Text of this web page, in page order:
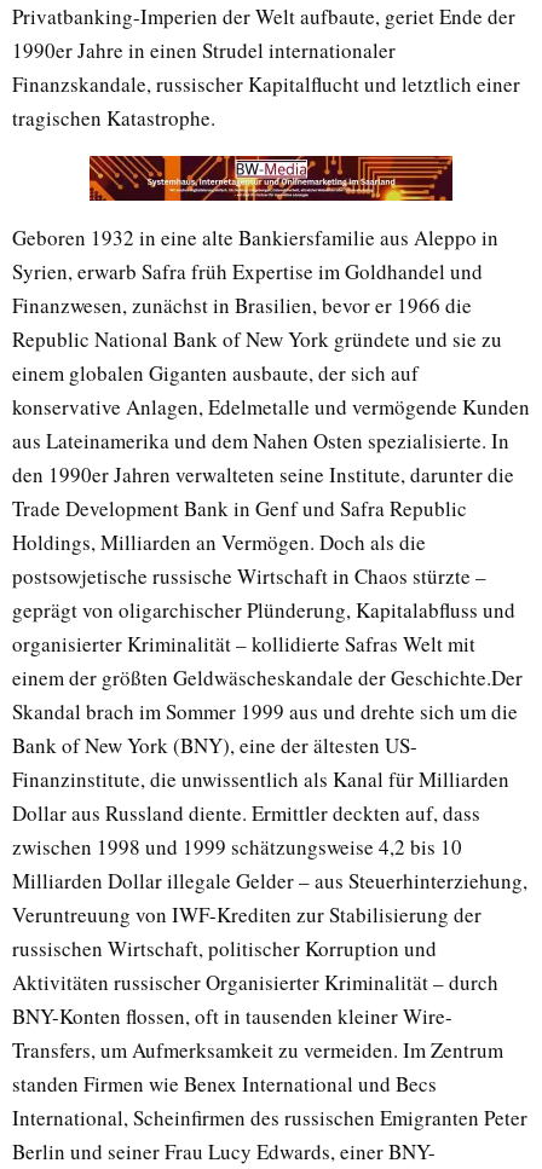
Privatbanking-Imperien der Welt aufbaute, geriet Ende der
1990er Jahre in einen Strudel internationaler
Finanzskandale, russischer Kapitalflucht und letztlich einer
tragischen Katastrophe.
Geboren 1932 in eine alte Bankiersfamilie aus Aleppo in
Syrien, erwarb Safra früh Expertise im Goldhandel und
Finanzwesen, zunächst in Brasilien, bevor er 1966 die
Republic National Bank of New York gründete und sie zu
einem globalen Giganten ausbaute, der sich auf
konservative Anlagen, Edelmetalle und vermögende Kunden
aus Lateinamerika und dem Nahen Osten spezialisierte. In
den 1990er Jahren verwalteten seine Institute, darunter die
Trade Development Bank in Genf und Safra Republic
Holdings, Milliarden an Vermögen. Doch als die
postsowjetische russische Wirtschaft in Chaos stürzte –
geprägt von oligarchischer Plünderung, Kapitalabfluss und
organisierter Kriminalität – kollidierte Safras Welt mit
einem der größten Geldwäscheskandale der Geschichte.Der
Skandal brach im Sommer 1999 aus und drehte sich um die
Bank of New York (BNY), eine der ältesten US-
Finanzinstitute, die unwissentlich als Kanal für Milliarden
Dollar aus Russland diente. Ermittler deckten auf, dass
zwischen 1998 und 1999 schätzungsweise 4,2 bis 10
Milliarden Dollar illegale Gelder – aus Steuerhinterziehung,
Veruntreuung von IWF-Krediten zur Stabilisierung der
russischen Wirtschaft, politischer Korruption und
Aktivitäten russischer Organisierter Kriminalität – durch
BNY-Konten flossen, oft in tausenden kleiner Wire-
Transfers, um Aufmerksamkeit zu vermeiden. Im Zentrum
standen Firmen wie Benex International und Becs
International, Scheinfirmen des russischen Emigranten Peter
Berlin und seiner Frau Lucy Edwards, einer BNY-